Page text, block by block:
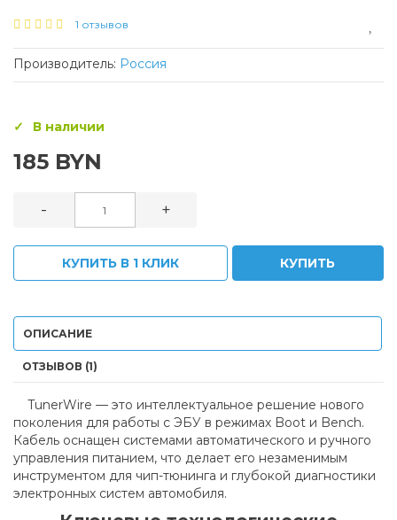
1 отзывов
Производитель: Россия
В наличии
185 BYN
- +
КУПИТЬ В 1 КЛИК КУПИТЬ
ОПИСАНИЕ
ОТЗЫВОВ (1)
TunerWire — это интеллектуальное решение нового
поколения для работы с ЭБУ в режимах Boot и Bench.
Кабель оснащен системами автоматического и ручного
управления питанием, что делает его незаменимым
инструментом для чип-тюнинга и глубокой диагностики
электронных систем автомобиля.